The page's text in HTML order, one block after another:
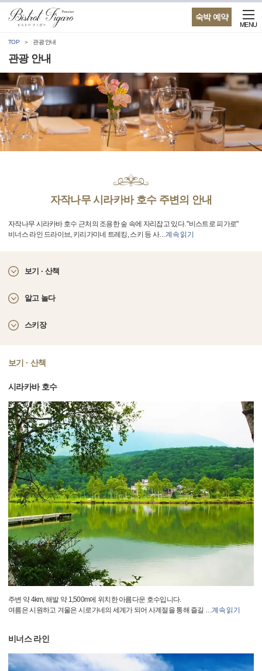
숙박 예약
MENU
TOP 관광 안내
관광 안내
자작나무 시라카바 호수 주변의 안내
자작나무 시라카바 호수 근처의 조용한 숲 속에 자리잡고 있다. "비스트로 피가로"
비너스 라인 드라이브, 키리가미네 트레킹, 스키 등 사…계속 읽기
보기 · 산책
알고 놀다
스키장
보기 · 산책
시라카바 호수
주변 약 4km, 해발 약 1,500m에 위치한 아름다운 호수입니다.
여름은 시원하고 겨울은 시로가네의 세계가 되어 사계절을 통해 즐길 …계속 읽기
비너스 라인